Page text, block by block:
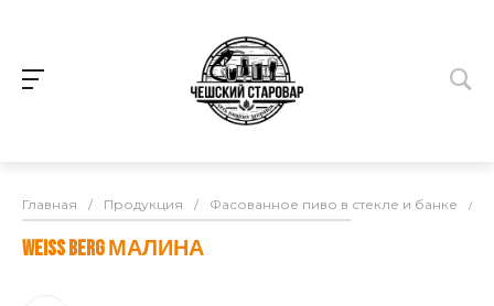
Главная / Продукция / Фасованное пиво в стекле и банке /
WEISS BERG МАЛИНА